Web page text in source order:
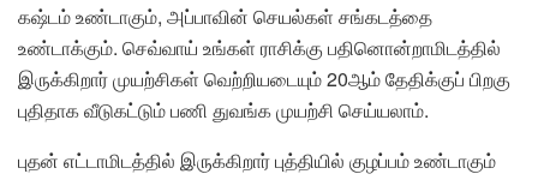
கஷ்டம் உண்டாகும், அப்பாவின் செயல்கள் சங்கடத்தை
உண்டாக்கும். செவ்வாய் உங்கள் ராசிக்கு பதினொன்றாமிடத்தில்
இருக்கிறார் முயற்சிகள் வெற்றியடையும் 20ஆம் தேதிக்குப் பிறகு
புதிதாக வீடுகட்டும் பணி துவங்க முயற்சி செய்யலாம்.
புதன் எட்டாமிடத்தில் இருக்கிறார் புத்தியில் குழப்பம் உண்டாகும்